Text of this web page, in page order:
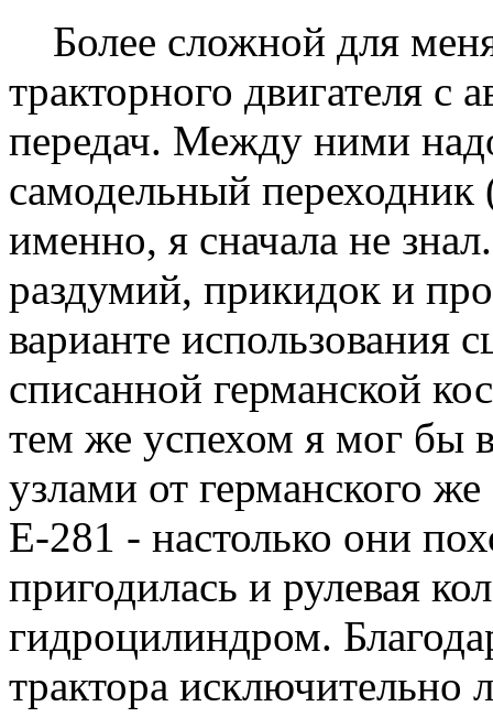
Более сложной для
тракторного двигателя с
передач. Между ними
самодельный
именно, я сначала не
раздумий, прикидок и
варианте использования
списанной германской
тем же успехом я мог бы
узлами от германского
Е-281 - настолько они
пригодилась и рулевая
гидроцилиндром.
трактора исключительно